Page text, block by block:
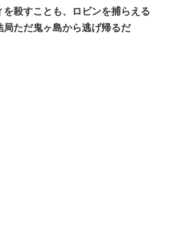
殺すことも、ロビンを捕らえる
局ただ鬼ヶ島から逃げ帰るだ